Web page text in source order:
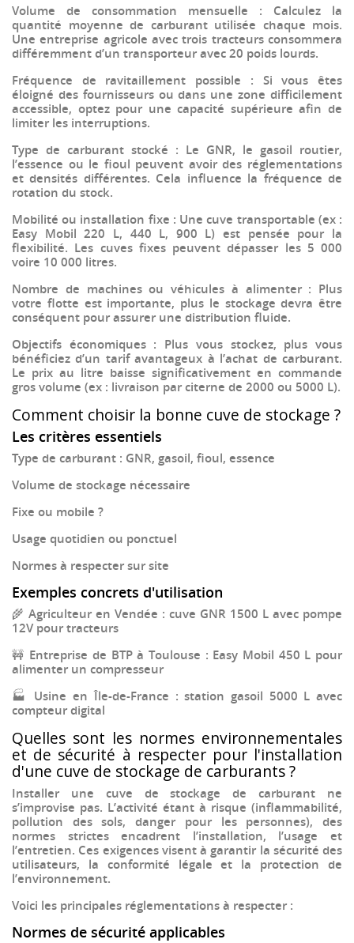
Volume de consommation mensuelle : Calculez la
quantité moyenne de carburant utilisée chaque mois.
Une entreprise agricole avec trois tracteurs consommera
différemment d’un transporteur avec 20 poids lourds.
Fréquence de ravitaillement possible : Si vous êtes
éloigné des fournisseurs ou dans une zone difficilement
accessible, optez pour une capacité supérieure afin de
limiter les interruptions.
Type de carburant stocké : Le GNR, le gasoil routier,
l’essence ou le fioul peuvent avoir des réglementations
et densités différentes. Cela influence la fréquence de
rotation du stock.
Mobilité ou installation fixe : Une cuve transportable (ex :
Easy Mobil 220 L, 440 L, 900 L) est pensée pour la
flexibilité. Les cuves fixes peuvent dépasser les 5 000
voire 10 000 litres.
Nombre de machines ou véhicules à alimenter: Plus
votre flotte est importante, plus le stockage devra être
conséquent pour assurer une distribution fluide.
Objectifs économiques: Plus vous stockez, plus vous
bénéficiez d’un tarif avantageux à l’achat de carburant.
Le prix au litre baisse significativement en commande
gros volume (ex : livraison par citerne de 2000 ou 5000 L).
Comment choisir la bonne cuve de stockage ?
Les critères essentiels
Type de carburant : GNR, gasoil, fioul, essence
Volume de stockage nécessaire
Fixe ou mobile ?
Usage quotidien ou ponctuel
Normes à respecter sur site
Exemples concrets d'utilisation
🌾 Agriculteur en Vendée : cuve GNR 1500 L avec pompe
12V pour tracteurs
🚧 Entreprise de BTP à Toulouse : Easy Mobil 450 L pour
alimenter un compresseur
🏭 Usine en Île-de-France : station gasoil 5000 L avec
compteur digital
Quelles sont les normes environnementales
et de sécurité à respecter pour l'installation
d'une cuve de stockage de carburants ?
Installer une cuve de stockage de carburant ne
s’improvise pas. L’activité étant à risque (inflammabilité,
pollution des sols, danger pour les personnes), des
normes strictes encadrent l’installation, l’usage et
l’entretien. Ces exigences visent à garantir la sécurité des
utilisateurs, la conformité légale et la protection de
l’environnement.
Voici les principales réglementations à respecter :
Normes de sécurité applicables